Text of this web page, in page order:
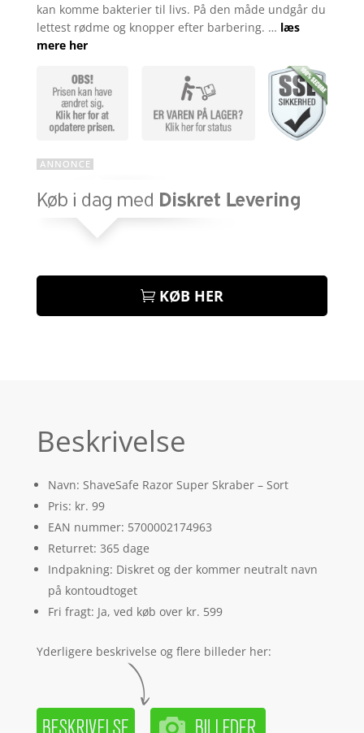
kan komme bakterier til livs. På den måde undgår du
lettest rødme og knopper efter barbering. … læs
mere her
KØB HER
Beskrivelse
Navn: ShaveSafe Razor Super Skraber – Sort
Pris: kr. 99
EAN nummer: 5700002174963
Returret: 365 dage
Indpakning: Diskret og der kommer neutralt navn
på kontoudtoget
Fri fragt: Ja, ved køb over kr. 599
Yderligere beskrivelse og flere billeder her: